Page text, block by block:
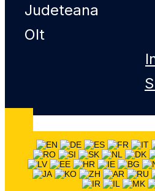
Judeteana
Olt